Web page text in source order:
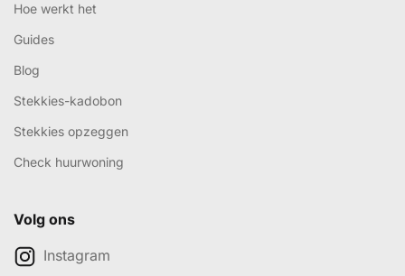
Hoe werkt het
Guides
Blog
Stekkies-kadobon
Stekkies opzeggen
Check huurwoning
Volg ons
Instagram